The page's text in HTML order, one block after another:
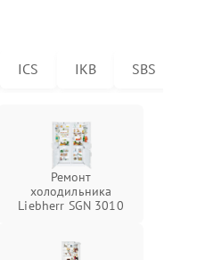
ICS IKB SBS
Ремонт
холодильника
Liebherr SGN 3010